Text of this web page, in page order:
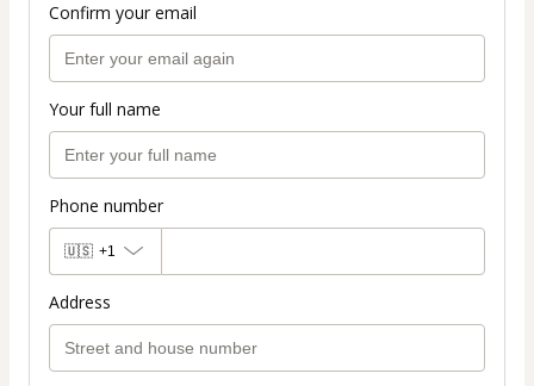
Confirm your email
Your full name
Phone number
🇺🇸 +1
Address